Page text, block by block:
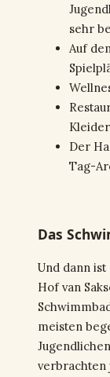
sehr
Auf
Der
Tag-
Das
Und dann
Hof van
meisten
verbrachten